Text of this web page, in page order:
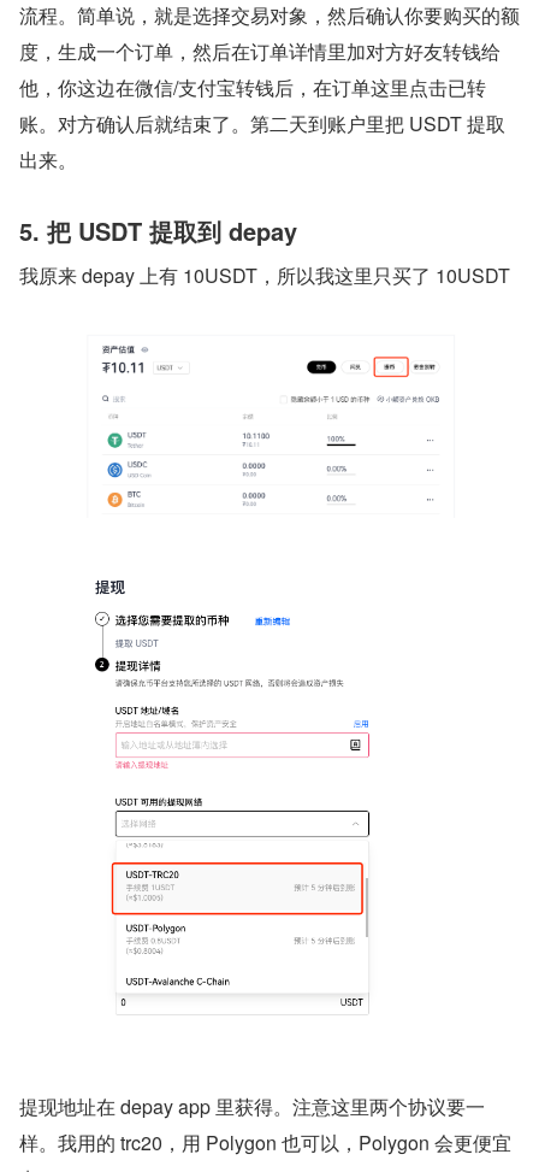
流程。简单说，就是选择交易对象，然后确认你要购买的额
度，生成一个订单，然后在订单详情里加对方好友转钱给
他，你这边在微信/支付宝转钱后，在订单这里点击已转
账。对方确认后就结束了。第二天到账户里把 USDT 提取
出来。
5. 把 USDT 提取到 depay
我原来 depay 上有 10USDT，所以我这里只买了 10USDT
提现地址在 depay app 里获得。注意这里两个协议要一
样。我用的 trc20，用 Polygon 也可以，Polygon 会更便宜